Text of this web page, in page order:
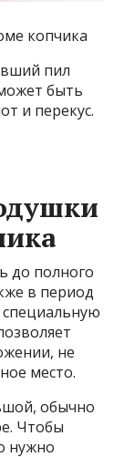
копчика
пил
быть
и перекус.
до полного
в период
не
место.
обычно
Чтобы
нужно